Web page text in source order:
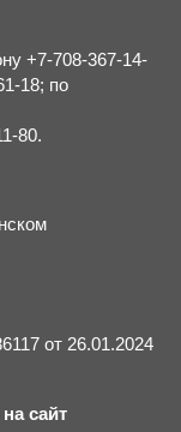
+7-708-367-14-
18; по
80.
от 26.01.2024
сайт